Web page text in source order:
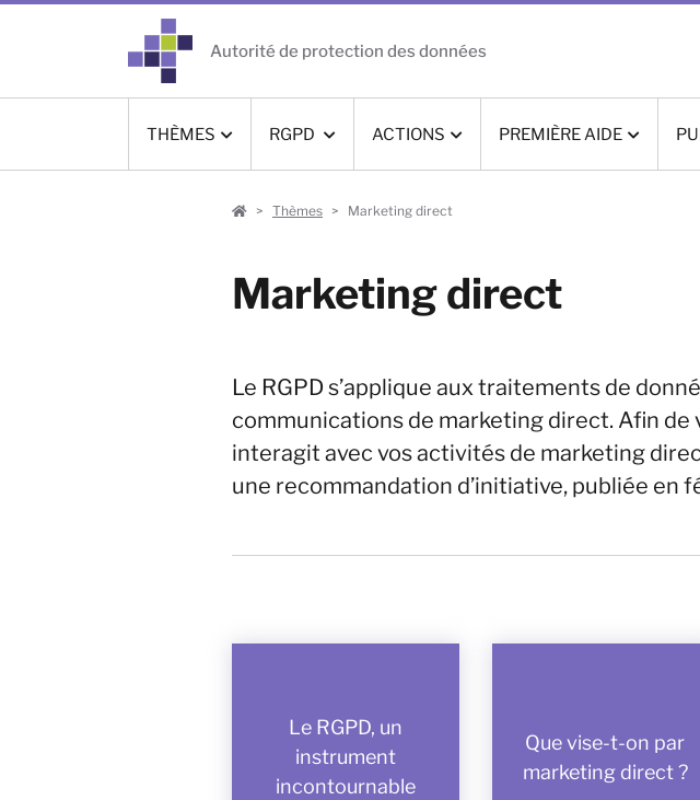
Autorité de protection des données
THÈMES RGPD ACTIONS PREMIÈRE AIDE
Professionnel
Thèmes Marketing direct
Marketing direct
Le RGPD s’applique aux traitements de
communications de marketing direct. Afin de
interagit avec vos activités de marketing
une recommandation d’initiative, publiée en
Le RGPD, un
instrument
incontournable
Que vise-t-on par
marketing direct ?